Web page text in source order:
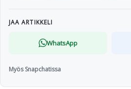
JAA ARTIKKELI
WhatsApp
Myös Snapchatissa